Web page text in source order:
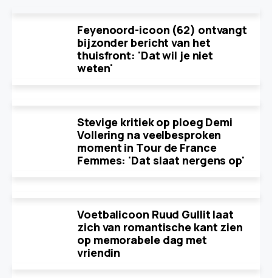
Feyenoord-icoon (62) ontvangt
bijzonder bericht van het
thuisfront: 'Dat wil je niet
weten'
Stevige kritiek op ploeg Demi
Vollering na veelbesproken
moment in Tour de France
Femmes: 'Dat slaat nergens op'
Voetbalicoon Ruud Gullit laat
zich van romantische kant zien
op memorabele dag met
vriendin